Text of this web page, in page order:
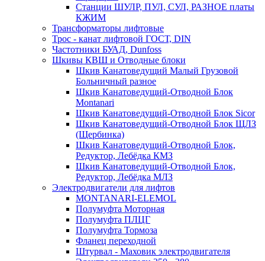
Станции ШУЛР, ПУЛ, СУЛ, РАЗНОЕ платы
КЖИМ
Трансформаторы лифтовые
Трос - канат лифтовой ГОСТ, DIN
Частотники БУАД, Dunfoss
Шкивы КВШ и Отводные блоки
Шкив Канатоведущий Малый Грузовой
Больничный разное
Шкив Канатоведущий-Отводной Блок
Montanari
Шкив Канатоведущий-Отводной Блок Sicor
Шкив Канатоведущий-Отводной Блок ЩЛЗ
(Щербинка)
Шкив Канатоведущий-Отводной Блок,
Редуктор, Лебёдка КМЗ
Шкив Канатоведущий-Отводной Блок,
Редуктор, Лебёдка МЛЗ
Электродвигатели для лифтов
MONTANARI-ELEMOL
Полумуфта Моторная
Полумуфта ПЛЦГ
Полумуфта Тормоза
Фланец переходной
Штурвал - Маховик электродвигателя